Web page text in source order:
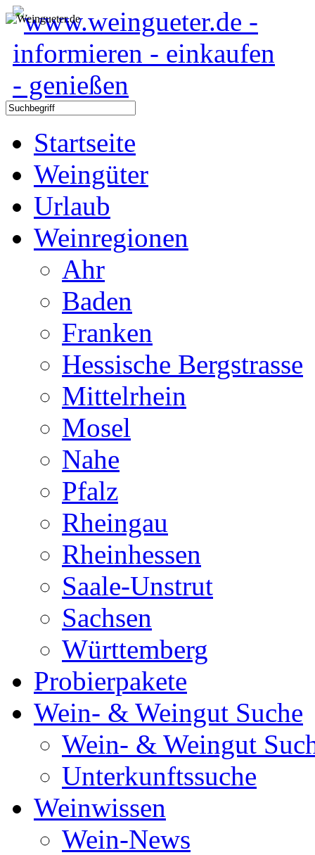
Startseite
Weingüter
Urlaub
Weinregionen
Ahr
Baden
Franken
Hessische Bergstrasse
Mittelrhein
Mosel
Nahe
Pfalz
Rheingau
Rheinhessen
Saale-Unstrut
Sachsen
Württemberg
Probierpakete
Wein- & Weingut Suche
Wein- & Weingut
Unterkunftssuche
Weinwissen
Wein-News